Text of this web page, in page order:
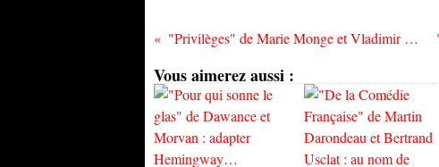
"Privilèges" de Marie Monge et Vladimir de Fontenay : la promesse trahie
Vous aimerez aussi :